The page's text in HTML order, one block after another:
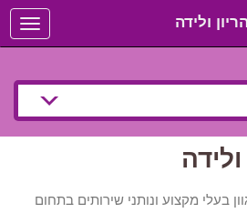
Toggle
navigation
בעלי מקצוע ונותני שירותים בתחום